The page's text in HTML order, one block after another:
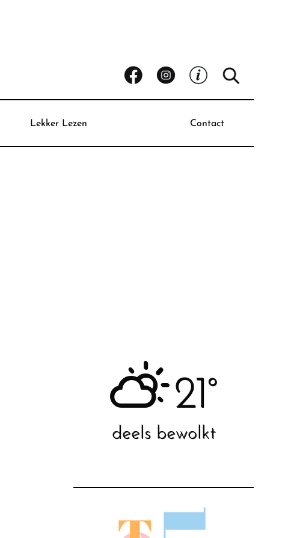
Lekker Lezen Contact
21°
deels bewolkt